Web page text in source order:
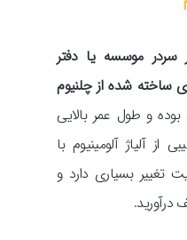
سردر موسسه یا دفتر
ساخته شده از چلنیوم
بوده و طول عمر بالایی
از آلیاژ آلومینیوم با
بسیاری دارد و
درآورید.